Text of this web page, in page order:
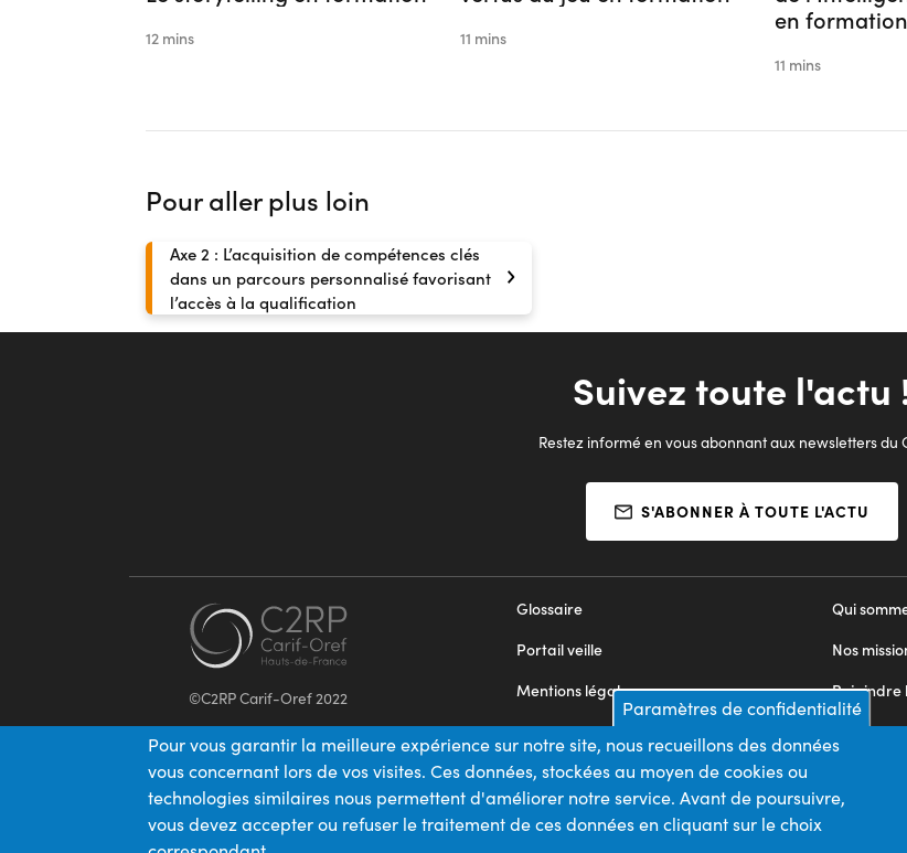
12 mins 11 mins
en
11 mins
Pour aller plus loin
Axe 2 : L’acquisition de compétences clés
dans un parcours personnalisé favorisant
l’accès à la qualification
Suivez toute l'actu
Restez informé en vous abonnant aux newsletters du
S'ABONNER À TOUTE L'ACTU
©C2RP Carif-Oref 2022
Qui
Nos
Rejoindre
Nous
Glossaire
Portail veille
Mentions légales
Appels d'offres
Plan du site
Paramètres de confidentialité
Pour vous garantir la meilleure expérience sur notre site, nous recueillons des données
vous concernant lors de vos visites. Ces données, stockées au moyen de cookies ou
technologies similaires nous permettent d'améliorer notre service. Avant de poursuivre,
vous devez accepter ou refuser le traitement de ces données en cliquant sur le choix